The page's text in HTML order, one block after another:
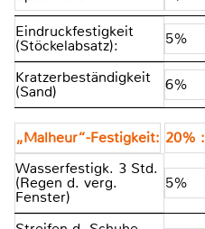
Eindruckfestigkeit
(Stöckelabsatz): 5%
Kratzerbeständigkeit
(Sand) 6%
„Malheur“-Festigkeit: 20% :
Wasserfestigk. 3 Std.
(Regen d. verg.
Fenster)
5%